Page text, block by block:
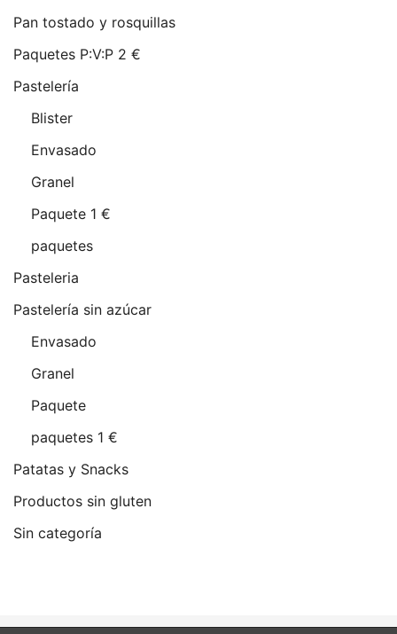
Pan tostado y rosquillas
Paquetes P:V:P 2 €
Pastelería
Blister
Envasado
Granel
Paquete 1 €
paquetes
Pasteleria
Pastelería sin azúcar
Envasado
Granel
Paquete
paquetes 1 €
Patatas y Snacks
Productos sin gluten
Sin categoría